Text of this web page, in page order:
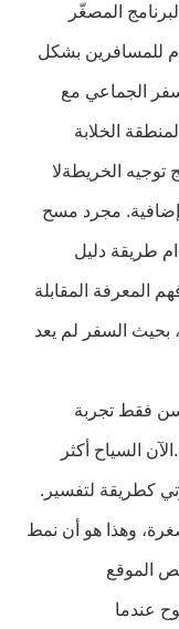
المصغّر
للمسافرين بشكل
الجماعي مع
الخلابة
الخريطةلا
إضافية. مجرد مسح
طريقة دليل
المعرفة المقابلة
بحيث السفر لم يعد
فقط تجربة
السياح أكثر
كطريقة لتفسير.
وهذا هو أن نمط
الموقع
عندما